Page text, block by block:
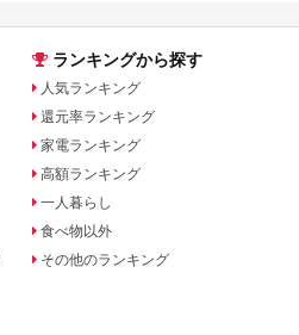
ランキングから探す
人気ランキング
還元率ランキング
家電ランキング
高額ランキング
一人暮らし
食べ物以外
その他のランキング